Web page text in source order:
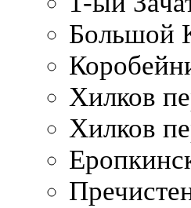
Большой
Хилков
Хилков